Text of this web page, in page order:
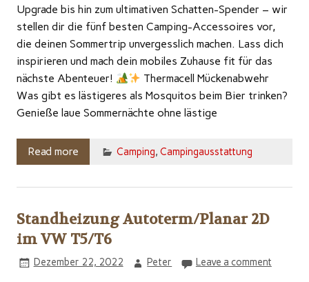
Upgrade bis hin zum ultimativen Schatten-Spender – wir
stellen dir die fünf besten Camping-Accessoires vor,
die deinen Sommertrip unvergesslich machen. Lass dich
inspirieren und mach dein mobiles Zuhause fit für das
nächste Abenteuer!
Thermacell Mückenabwehr
Was gibt es lästigeres als Mosquitos beim Bier trinken?
Genieße laue Sommernächte ohne lästige
Read more Camping, Campingausstattung
Standheizung Autoterm/Planar 2D
im VW T5/T6
Dezember 22, 2022 Peter Leave a comment